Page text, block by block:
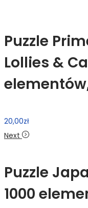
Puzzle
Lollies &
20,00zł
Next
Puzzle
1000